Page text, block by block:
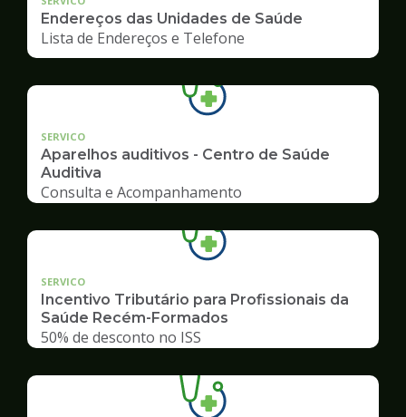
Endereços das Unidades de Saúde
Lista de Endereços e Telefone
SERVICO
Aparelhos auditivos - Centro de Saúde
Auditiva
Consulta e Acompanhamento
SERVICO
Incentivo Tributário para Profissionais da
Saúde Recém-Formados
50% de desconto no ISS